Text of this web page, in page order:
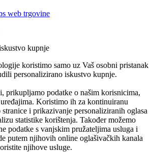
web trgovine
kupnje
koristimo samo uz Vaš osobni pristanak
personalizirano iskustvo kupnje.
prikupljamo podatke o našim korisnicima,
Koristimo ih za kontinuiranu
i prikazivanje personaliziranih oglasa
statistike korištenja. Također možemo
podatke s vanjskim pružateljima usluga i
putem njihovih online oglašivačkih kanala
njihove usluge.